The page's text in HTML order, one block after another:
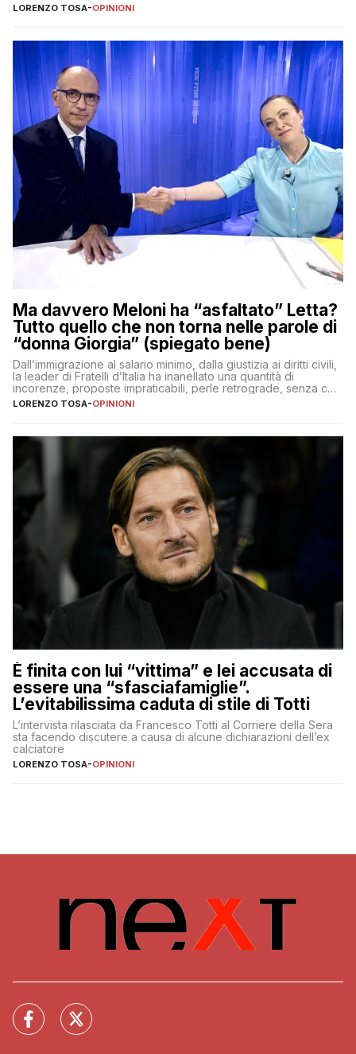
LORENZO TOSA-OPINIONI
Ma davvero Meloni ha “asfaltato” Letta?
Tutto quello che non torna nelle parole di
“donna Giorgia” (spiegato bene)
Dall’immigrazione al salario minimo, dalla giustizia ai diritti civili,
la leader di Fratelli d’Italia ha inanellato una quantità di
incorenze, proposte impraticabili, perle retrograde, senza che
nessuno – a destra come a sinistra – glielo abbia fatto notare
LORENZO TOSA-OPINIONI
È finita con lui “vittima” e lei accusata di
essere una “sfasciafamiglie”.
L’evitabilissima caduta di stile di Totti
L’intervista rilasciata da Francesco Totti al Corriere della Sera
sta facendo discutere a causa di alcune dichiarazioni dell’ex
calciatore
LORENZO TOSA-OPINIONI